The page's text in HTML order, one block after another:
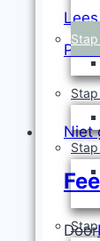
Niet
Door